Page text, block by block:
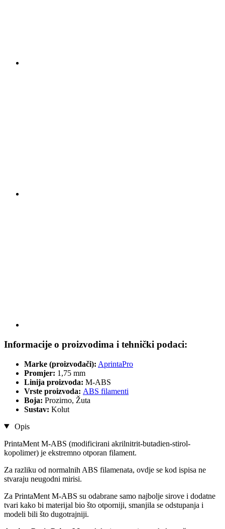
Informacije o proizvodima i tehnički podaci:
Marke (proizvođači): AprintaPro
Promjer: 1,75 mm
Linija proizvoda: M-ABS
Vrste proizvoda: ABS filamenti
Boja: Prozirno, Žuta
Sustav: Kolut
Opis
PrintaMent M-ABS (modificirani akrilnitrit-butadien-stirol-
kopolimer) je ekstremno otporan filament.
Za razliku od normalnih ABS filamenata, ovdje se kod ispisa ne
stvaraju neugodni mirisi.
Za PrintaMent M-ABS su odabrane samo najbolje sirove i dodatne
tvari kako bi materijal bio što otporniji, smanjila se odstupanja i
modeli bili što dugotrajniji.